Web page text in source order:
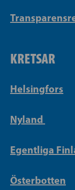
KRETSAR
Helsingfors
Nyland
Egentliga
Österbotten